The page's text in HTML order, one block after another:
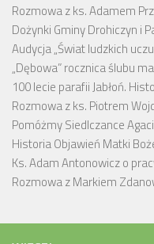
Rozmowa z ks. Adamem
Dożynki Gminy Drohiczyn i
Audycja „Świat ludzkich
„Dębowa” rocznica ślubu
100 lecie parafii Jabłoń.
Rozmowa z ks. Piotrem
Pomóżmy Siedlczance
Historia Objawień Matki
Ks. Adam Antonowicz o
Rozmowa z Markiem